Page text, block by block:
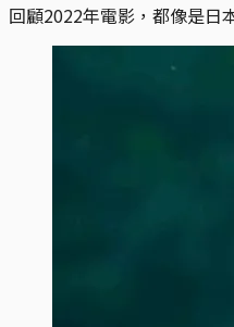
回顧2022年電影，都像是日